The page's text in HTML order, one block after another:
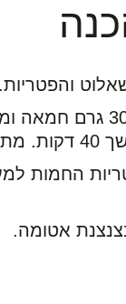
והפטריות.
אטומה.